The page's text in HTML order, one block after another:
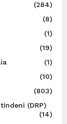
(284)
(8)
(1)
(19)
(1)
(10)
(803)
(DRP)
(14)